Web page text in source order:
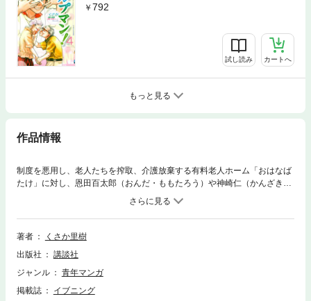
792
試し読み カートへ
もっと見る
作品情報
制度を悪用し、老人たちを搾取、介護放棄する有料老人ホーム「おはなば
たけ」に対し、恩田百太郎（おんだ・ももたろう）や神崎仁（かんざき・
じん）はついに立ち上がる。しかし味方のはずの県庁は様々な言い訳をつ
け動こうとしない。高齢者支援課職員・小池一郎（こいけ・いちろう）
は、上司を、県庁を、動かすことはできるのか――!! 10年以上にわたり
老人介護の最前線を描きつづけてきた『ヘルプマン！』ついに完結！ そ
著者
くさか里樹
出版社
講談社
ジャンル
青年マンガ
掲載誌
イブニング